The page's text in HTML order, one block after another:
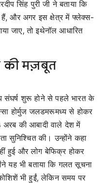
सिंह पुरी जी ने बताया कि
हैं, और अगर इस क्षेत्र में फ्लेक्स-
जाए, तो इथेनॉल आधारित
की मज़बूत
संघर्ष शुरू होने से पहले भारत के
होर्मुज जलडमरूमध्य से होकर
की आबादी वाले देश में
सुनिश्चित की। उन्होंने कहा
हुई और लोग बेफिक्र होकर
यह भी बताया कि गलत सूचना
भी हुईं, लेकिन समय पर